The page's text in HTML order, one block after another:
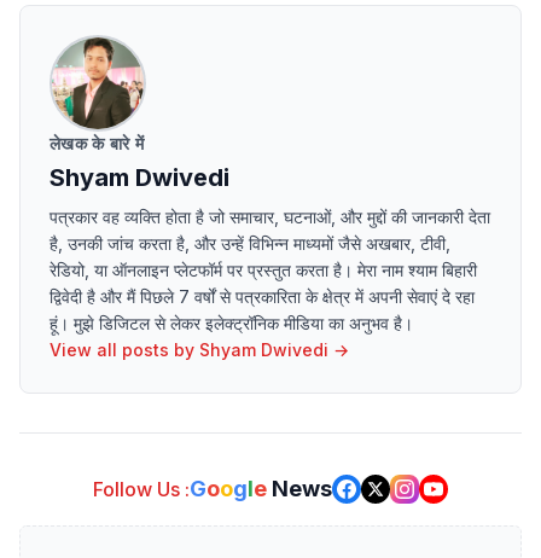
लेखक के बारे में
Shyam Dwivedi
पत्रकार वह व्यक्ति होता है जो समाचार, घटनाओं, और मुद्दों की जानकारी देता
है, उनकी जांच करता है, और उन्हें विभिन्न माध्यमों जैसे अखबार, टीवी,
रेडियो, या ऑनलाइन प्लेटफॉर्म पर प्रस्तुत करता है। मेरा नाम श्याम बिहारी
द्विवेदी है और मैं पिछले 7 वर्षों से पत्रकारिता के क्षेत्र में अपनी सेवाएं दे रहा
हूं। मुझे डिजिटल से लेकर इलेक्ट्रॉनिक मीडिया का अनुभव है।
View all posts by Shyam Dwivedi →
Follow Us :Google News